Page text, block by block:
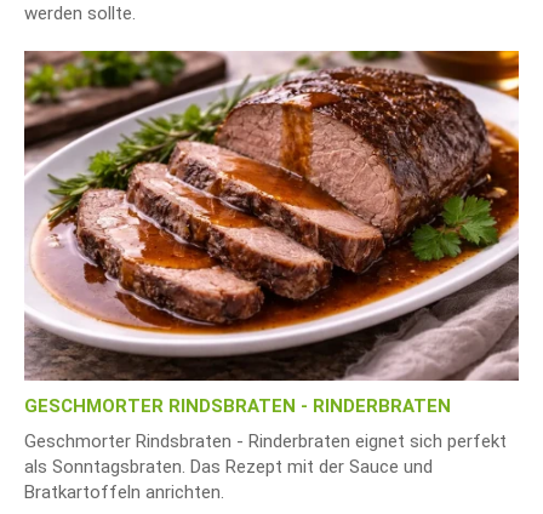
werden sollte.
GESCHMORTER RINDSBRATEN - RINDERBRATEN
Geschmorter Rindsbraten - Rinderbraten eignet sich perfekt
als Sonntagsbraten. Das Rezept mit der Sauce und
Bratkartoffeln anrichten.